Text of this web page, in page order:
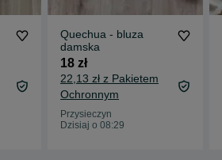
Quechua - bluza
damska
18 zł
22,13 zł z Pakietem
Ochronnym
Przysieczyn
Dzisiaj o 08:29